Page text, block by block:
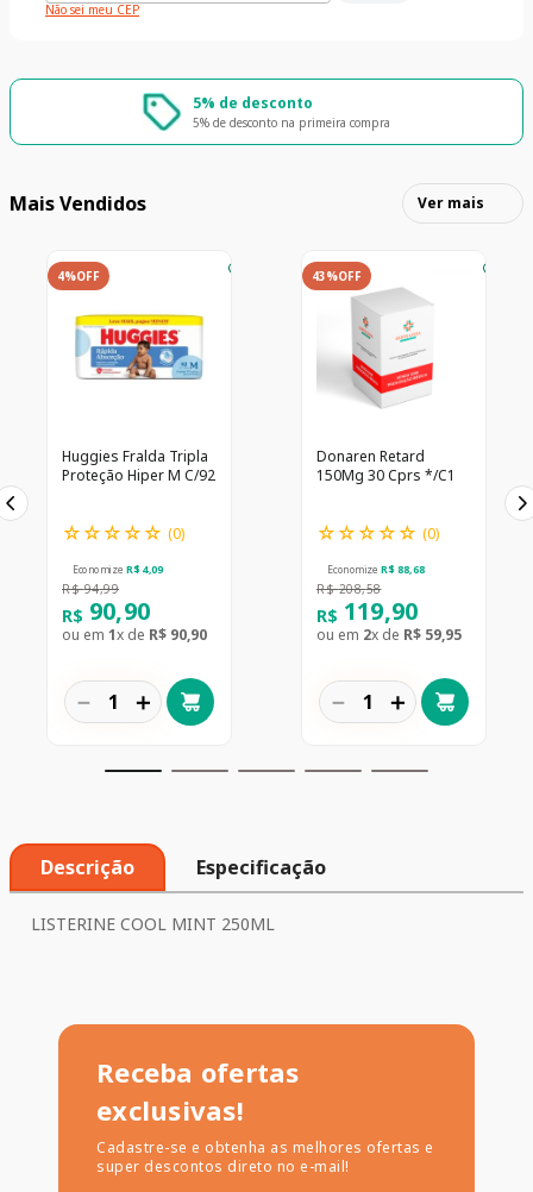
Não sei meu CEP
5% de desconto
5% de desconto na primeira compra
Mais Vendidos Ver mais
4%OFF
Huggies Fralda Tripla
Proteção Hiper M C/92
☆☆☆☆☆ (0)
Economize R$ 4,09
R$ 94,99
R$ 90,90
ou em 1x de R$ 90,90
＋
－
43%OFF
Donaren Retard
150Mg 30 Cprs */C1
☆☆☆☆☆ (0)
Economize R$ 88,68
R$ 208,58
R$ 119,90
ou em 2x de R$ 59,95
＋
－
Descrição Especificação
LISTERINE COOL MINT 250ML
Receba ofertas
exclusivas!
Cadastre-se e obtenha as melhores ofertas e
super descontos direto no e-mail!